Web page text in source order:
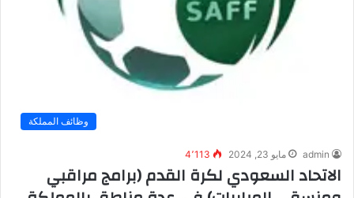
وظائف المملكة
admin مايو 23, 2024 4٬113
الاتحاد السعودي لكرة القدم (برامج مراقبي